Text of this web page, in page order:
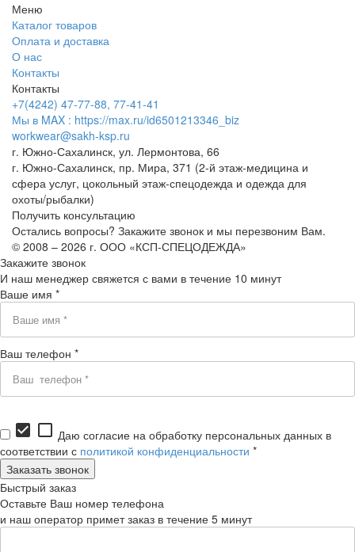
Меню
Каталог товаров
Оплата и доставка
О нас
Контакты
Контакты
+7(4242) 47-77-88, 77-41-41
Мы в MAX : https://max.ru/id6501213346_biz
workwear@sakh-ksp.ru
г. Южно-Сахалинск, ул. Лермонтова, 66
г. Южно-Сахалинск, пр. Мира, 371 (2-й этаж-медицина и
сфера услуг, цокольный этаж-спецодежда и одежда для
охоты/рыбалки)
Получить консультацию
Остались вопросы? Закажите звонок и мы перезвоним Вам.
© 2008 – 2026 г. ООО «КСП-СПЕЦОДЕЖДА»
Закажите звонок
И наш менеджер свяжется с вами в течение 10 минут
Ваше имя *
Ваш телефон *
check_box check_box_outline_blank Даю согласие на обработку персональных данных в
соответствии с политикой конфиденциальности *
Быстрый заказ
Оставьте Ваш номер телефона
и наш оператор примет заказ в течение 5 минут